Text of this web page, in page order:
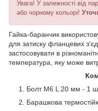
Увага! У залежності від
або чорному кольорі!
Гайка-баранчик
для затиску фланцевих
застосовувати в
температура, яку може
Болт М6 L 20 мм - 1
Барашкова